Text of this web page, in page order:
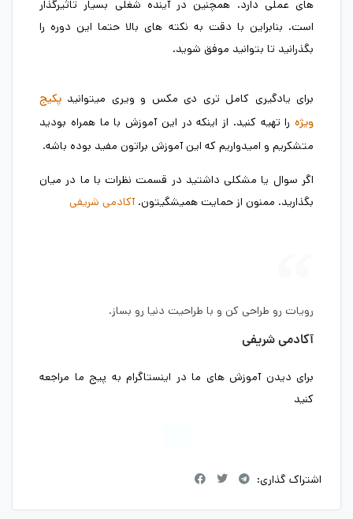
های عملی دارد. همچنین در آینده شغلی بسیار تاثیرگذار
است. بنابراین با دقت به نکته های بالا حتما این دوره را
بگذرانید تا بتوانید موفق شوید.
برای یادگیری کامل تری دی مکس و ویری میتوانید پکیج
ویژه را تهیه کنید. از اینکه در این آموزش با ما همراه بودید
متشکریم و امیدواریم که این آموزش براتون مفید بوده باشه.
اگر سوال یا مشکلی داشتید در قسمت نظرات با ما در میان
بگذارید. ممنون از حمایت همیشگیتون.آکادمی شریفی
رویات رو طراحی کن و با طراحیت دنیا رو بساز.
آکادمی شریفی
برای دیدن آموزش های ما در اینستاگرام به پیج ما مراجعه
کنید
اشتراک گذاری: